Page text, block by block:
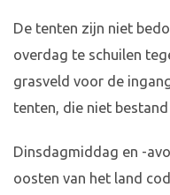
De tenten zijn niet
overdag te schuilen
grasveld voor de
tenten, die niet
Dinsdagmiddag en -
oosten van het land